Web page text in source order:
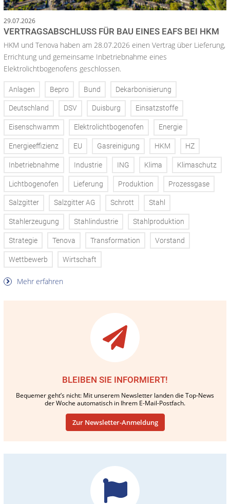
29.07.2026
VERTRAGSABSCHLUSS FÜR BAU EINES EAFS BEI HKM
HKM und Tenova haben am 28.07.2026 einen Vertrag über Lieferung,
Errichtung und gemeinsame Inbetriebnahme eines
Elektrolichtbogenofens geschlossen.
Anlagen Bepro Bund Dekarbonisierung
Deutschland DSV Duisburg Einsatzstoffe
Eisenschwamm Elektrolichtbogenofen Energie
Energieeffizienz EU Gasreinigung HKM HZ
Inbetriebnahme Industrie ING Klima Klimaschutz
Lichtbogenofen Lieferung Produktion Prozessgase
Salzgitter Salzgitter AG Schrott Stahl
Stahlerzeugung Stahlindustrie Stahlproduktion
Strategie Tenova Transformation Vorstand
Wettbewerb Wirtschaft
Mehr erfahren
BLEIBEN SIE INFORMIERT!
Bequemer geht’s nicht: Mit unserem Newsletter landen die Top-News
der Woche automatisch in Ihrem E-Mail-Postfach.
Zur Newsletter-Anmeldung